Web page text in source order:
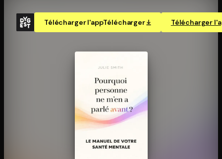
Télécharger l'appTélécharger Télécharger